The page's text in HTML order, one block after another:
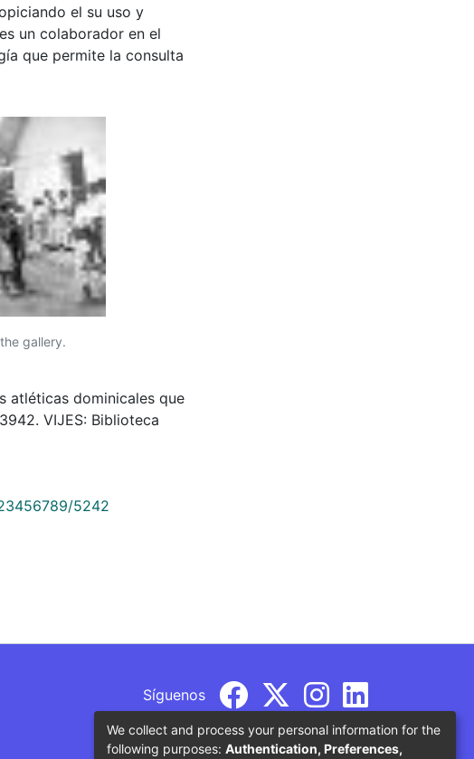
el su uso y
un colaborador en el
que permite la consulta
gallery.
atléticas dominicales que
VIJES: Biblioteca
5242
Síguenos
We collect and process your personal information for the
following purposes: Authentication, Preferences,